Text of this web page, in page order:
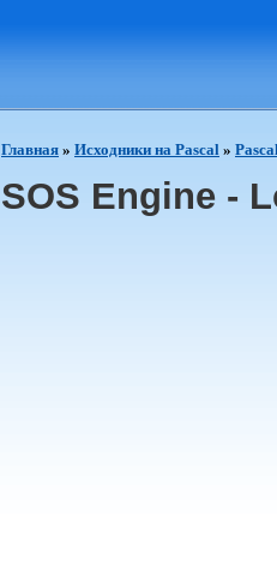
Главная » Исходники на Pascal »
SOS Engine -